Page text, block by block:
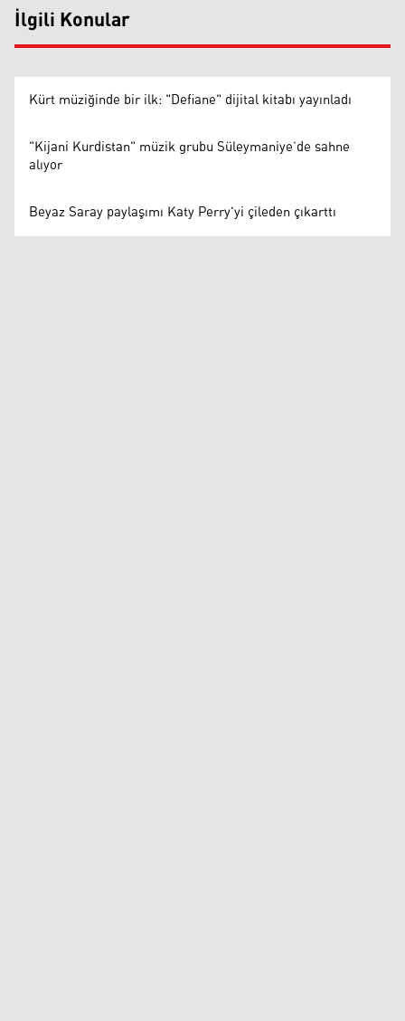
İlgili Konular
Kürt müziğinde bir ilk: "Defiane" dijital kitabı yayınladı
"Kijani Kurdistan" müzik grubu Süleymaniye’de sahne
alıyor
Beyaz Saray paylaşımı Katy Perry'yi çileden çıkarttı